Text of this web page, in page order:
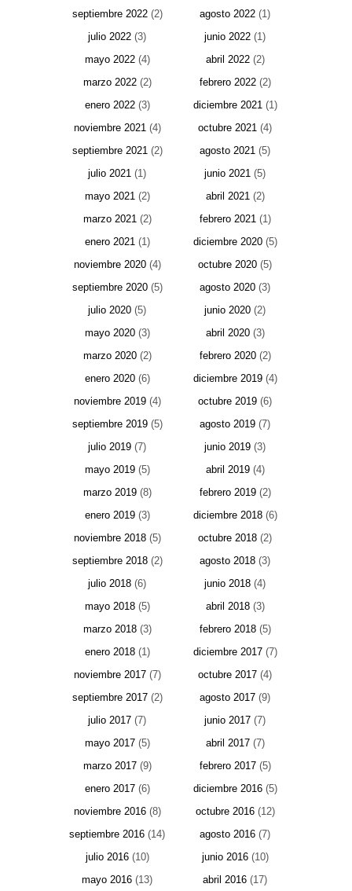
septiembre 2022(2) agosto 2022 (1)
julio 2022 (3) junio 2022 (1)
mayo 2022(4) abril 2022(2)
marzo 2022(2) febrero 2022(2)
enero 2022(3) diciembre 2021(1)
noviembre 2021(4) octubre 2021 (4)
septiembre 2021(2) agosto 2021 (5)
julio 2021 (1) junio 2021 (5)
mayo 2021(2) abril 2021(2)
marzo 2021(2) febrero 2021(1)
enero 2021(1) diciembre 2020(5)
noviembre 2020(4) octubre 2020 (5)
septiembre 2020(5) agosto 2020 (3)
julio 2020 (5) junio 2020 (2)
mayo 2020(3) abril 2020(3)
marzo 2020(2) febrero 2020(2)
enero 2020(6) diciembre 2019(4)
noviembre 2019(4) octubre 2019 (6)
septiembre 2019(5) agosto 2019 (7)
julio 2019 (7) junio 2019 (3)
mayo 2019(5) abril 2019(4)
marzo 2019(8) febrero 2019(2)
enero 2019(3) diciembre 2018(6)
noviembre 2018(5) octubre 2018 (2)
septiembre 2018(2) agosto 2018 (3)
julio 2018 (6) junio 2018 (4)
mayo 2018(5) abril 2018(3)
marzo 2018(3) febrero 2018(5)
enero 2018(1) diciembre 2017(7)
noviembre 2017(7) octubre 2017 (4)
septiembre 2017(2) agosto 2017 (9)
julio 2017 (7) junio 2017 (7)
mayo 2017(5) abril 2017(7)
marzo 2017(9) febrero 2017(5)
enero 2017(6) diciembre 2016(5)
noviembre 2016(8) octubre 2016(12)
septiembre 2016 (14) agosto 2016 (7)
julio 2016(10) junio 2016(10)
mayo 2016 (13) abril 2016 (17)